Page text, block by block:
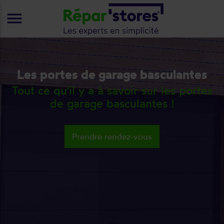
Les portes de garage basculantes
Tout ce qu'il y a à savoir sur les portes
de garage basculantes !
Prendre rendez-vous
menu